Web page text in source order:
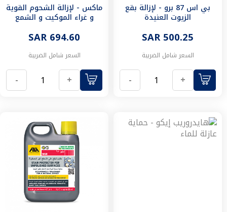
بلاط
مطابخ
و
دورات
مياه
بلاط
اسطح
بلاط
و
معدات
بي اس 87 برو - لإزالة بقع
الزيوت العنيدة
SAR 500.25
السعر شامل الضريبة
+
-
ماكس - لإزالة الشحوم القوية
و غراء الموكيت و الشمع
SAR 694.60
السعر شامل الضريبة
+
-